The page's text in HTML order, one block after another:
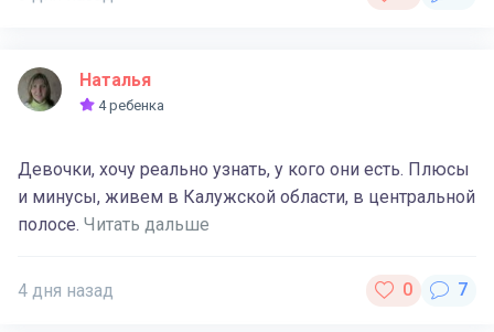
Наталья
4 ребенка
Девочки, хочу реально узнать, у кого они есть. Плюсы
и минусы, живем в Калужской области, в центральной
полосе. Читать дальше
4 дня назад